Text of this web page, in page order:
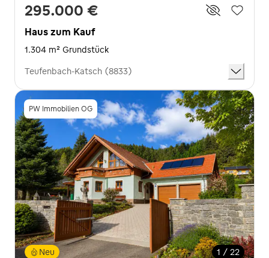
295.000 €
Haus zum Kauf
1.304 m² Grundstück
Teufenbach-Katsch (8833)
PW Immobilien OG
1 / 22
Neu